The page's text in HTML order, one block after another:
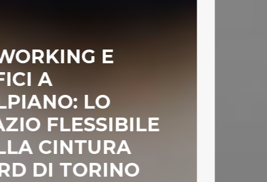
POSTALE
VOLPIANO: IL
SERVIZIO
PROFESSIONALE
PER LA TUA
CORRISPONDENZA